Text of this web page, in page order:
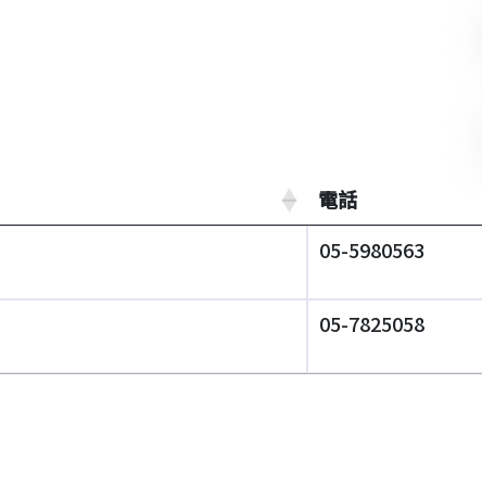
電話
05-5980563
05-7825058